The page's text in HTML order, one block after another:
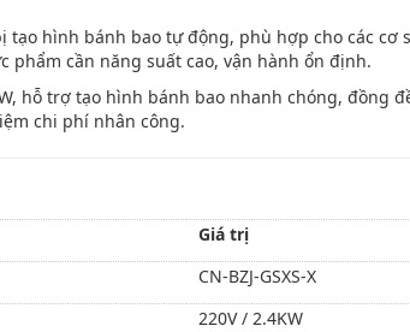
tạo hình bánh bao tự động, phù hợp cho các cơ
cần năng suất cao, vận hành ổn định.
hỗ trợ tạo hình bánh bao nhanh chóng, đồng
chi phí nhân công.
Giá trị
CN-BZJ-GSXS-X
220V / 2.4KW